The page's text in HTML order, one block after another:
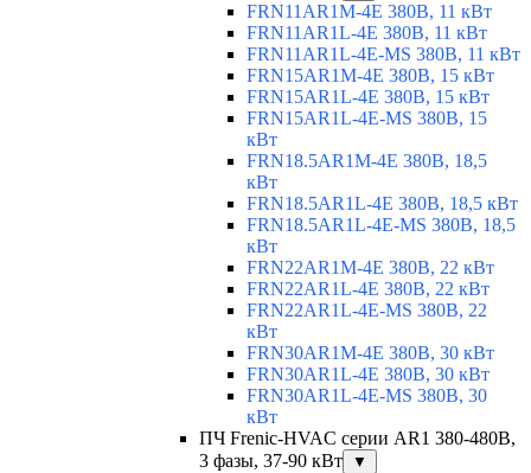
FRN11AR1M-4E 380В, 11 кВт
FRN11AR1L-4E 380В, 11 кВт
FRN11AR1L-4E-MS 380В, 11 кВт
FRN15AR1M-4E 380В, 15 кВт
FRN15AR1L-4E 380В, 15 кВт
FRN15AR1L-4E-MS 380В, 15
кВт
FRN18.5AR1M-4E 380В, 18,5
кВт
FRN18.5AR1L-4E 380В, 18,5 кВт
FRN18.5AR1L-4E-MS 380В, 18,5
кВт
FRN22AR1M-4E 380В, 22 кВт
FRN22AR1L-4E 380В, 22 кВт
FRN22AR1L-4E-MS 380В, 22
кВт
FRN30AR1M-4E 380В, 30 кВт
FRN30AR1L-4E 380В, 30 кВт
FRN30AR1L-4E-MS 380В, 30
кВт
ПЧ Frenic-HVAC серии AR1 380-480В,
3 фазы, 37-90 кВт
▼